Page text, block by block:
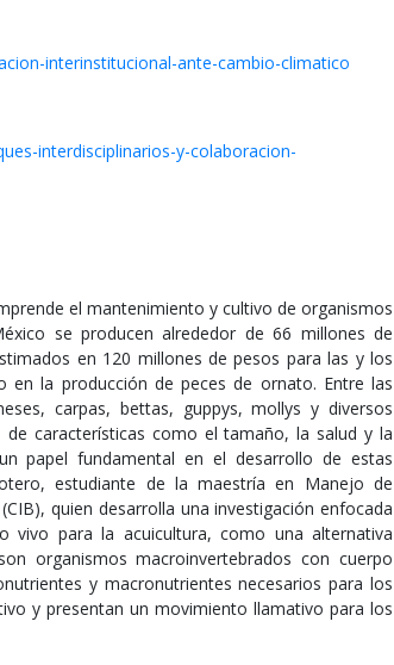
interinstitucional-ante-cambio-climatico
interdisciplinarios-y-colaboracion-
el mantenimiento y cultivo de organismos
se producen alrededor de 66 millones de
en 120 millones de pesos para las y los
en la producción de peces de ornato. Entre las
carpas, bettas, guppys, mollys y diversos
características como el tamaño, la salud y la
papel fundamental en el desarrollo de estas
estudiante de la maestría en Manejo de
quien desarrolla una investigación enfocada
vivo para la acuicultura, como una alternativa
organismos macroinvertebrados con cuerpo
y macronutrientes necesarios para los
y presentan un movimiento llamativo para los